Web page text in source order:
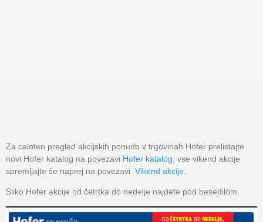
Za celoten pregled akcijskih ponudb v trgovinah Hofer prelistajte
novi Hofer katalog na povezavi Hofer katalog , vse vikend akcije
spremljajte še naprej na povezavi Vikend akcije
Sliko Hofer akcije od četrtka do nedelje najdete pod besedilom.